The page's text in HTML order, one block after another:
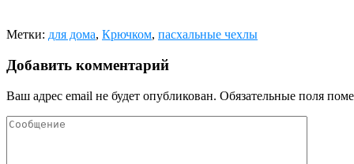
Метки: для дома, Крючком, пасхальные чехлы
Добавить комментарий
Ваш адрес email не будет опубликован. Обязательные поля